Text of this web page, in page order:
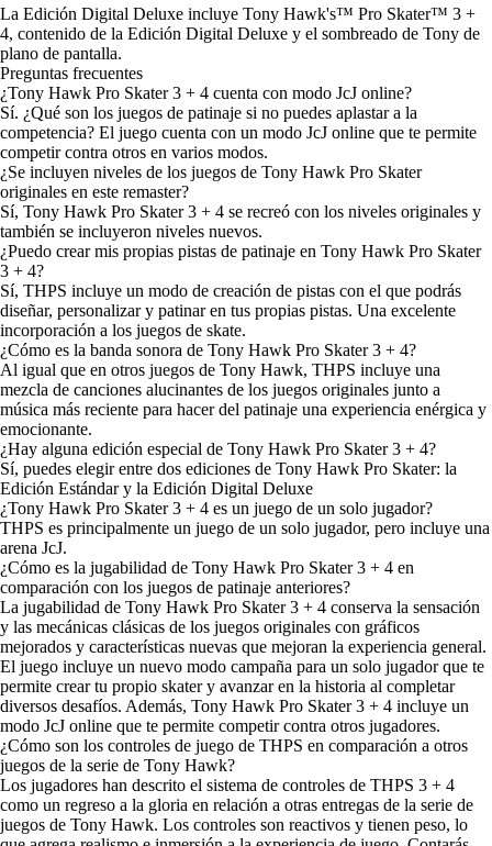
La Edición Digital Deluxe incluye Tony Hawk's™ Pro Skater™ 3 +
4, contenido de la Edición Digital Deluxe y el sombreado de Tony de
plano de pantalla.
Preguntas frecuentes
¿Tony Hawk Pro Skater 3 + 4 cuenta con modo JcJ online?
Sí. ¿Qué son los juegos de patinaje si no puedes aplastar a la
competencia? El juego cuenta con un modo JcJ online que te permite
competir contra otros en varios modos.
¿Se incluyen niveles de los juegos de Tony Hawk Pro Skater
originales en este remaster?
Sí, Tony Hawk Pro Skater 3 + 4 se recreó con los niveles originales y
también se incluyeron niveles nuevos.
¿Puedo crear mis propias pistas de patinaje en Tony Hawk Pro Skater
3 + 4?
Sí, THPS incluye un modo de creación de pistas con el que podrás
diseñar, personalizar y patinar en tus propias pistas. Una excelente
incorporación a los juegos de skate.
¿Cómo es la banda sonora de Tony Hawk Pro Skater 3 + 4?
Al igual que en otros juegos de Tony Hawk, THPS incluye una
mezcla de canciones alucinantes de los juegos originales junto a
música más reciente para hacer del patinaje una experiencia enérgica y
emocionante.
¿Hay alguna edición especial de Tony Hawk Pro Skater 3 + 4?
Sí, puedes elegir entre dos ediciones de Tony Hawk Pro Skater: la
Edición Estándar y la Edición Digital Deluxe
¿Tony Hawk Pro Skater 3 + 4 es un juego de un solo jugador?
THPS es principalmente un juego de un solo jugador, pero incluye una
arena JcJ.
¿Cómo es la jugabilidad de Tony Hawk Pro Skater 3 + 4 en
comparación con los juegos de patinaje anteriores?
La jugabilidad de Tony Hawk Pro Skater 3 + 4 conserva la sensación
y las mecánicas clásicas de los juegos originales con gráficos
mejorados y características nuevas que mejoran la experiencia general.
El juego incluye un nuevo modo campaña para un solo jugador que te
permite crear tu propio skater y avanzar en la historia al completar
diversos desafíos. Además, Tony Hawk Pro Skater 3 + 4 incluye un
modo JcJ online que te permite competir contra otros jugadores.
¿Cómo son los controles de juego de THPS en comparación a otros
juegos de la serie de Tony Hawk?
Los jugadores han descrito el sistema de controles de THPS 3 + 4
como un regreso a la gloria en relación a otras entregas de la serie de
juegos de Tony Hawk. Los controles son reactivos y tienen peso, lo